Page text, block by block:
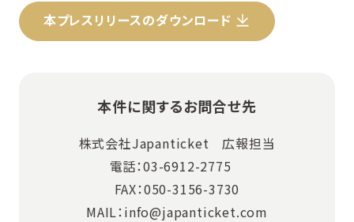
本プレスリリースのダウンロード
本件に関するお問合せ先
株式会社Japanticket 広報担当
電話：03-6912-2775
FAX：050-3156-3730
MAIL：info@japanticket.com